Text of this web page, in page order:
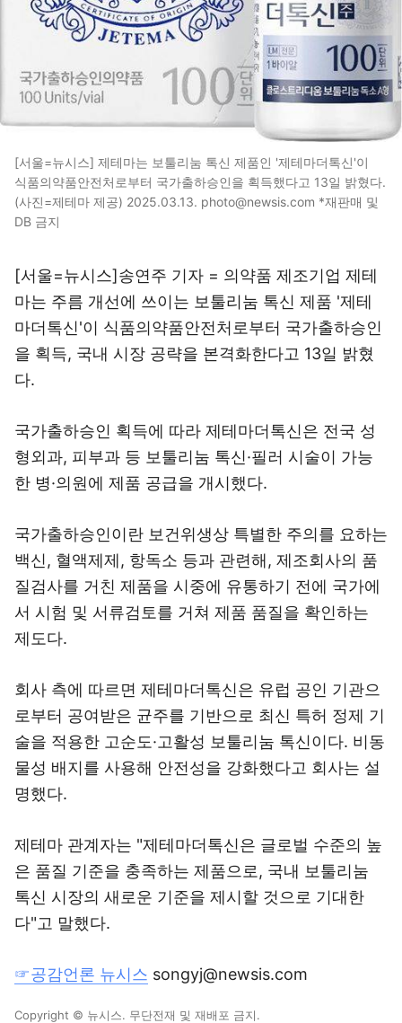
[서울=뉴시스] 제테마는 보툴리눔 톡신 제품인 '제테마더톡신'이
식품의약품안전처로부터 국가출하승인을 획득했다고 13일 밝혔다.
(사진=제테마 제공) 2025.03.13. photo@newsis.com *재판매 및
DB 금지
[서울=뉴시스]송연주 기자 = 의약품 제조기업 제테
마는 주름 개선에 쓰이는 보툴리눔 톡신 제품 '제테
마더톡신'이 식품의약품안전처로부터 국가출하승인
을 획득, 국내 시장 공략을 본격화한다고 13일 밝혔
다.
국가출하승인 획득에 따라 제테마더톡신은 전국 성
형외과, 피부과 등 보툴리눔 톡신·필러 시술이 가능
한 병·의원에 제품 공급을 개시했다.
국가출하승인이란 보건위생상 특별한 주의를 요하는
백신, 혈액제제, 항독소 등과 관련해, 제조회사의 품
질검사를 거친 제품을 시중에 유통하기 전에 국가에
서 시험 및 서류검토를 거쳐 제품 품질을 확인하는
제도다.
회사 측에 따르면 제테마더톡신은 유럽 공인 기관으
로부터 공여받은 균주를 기반으로 최신 특허 정제 기
술을 적용한 고순도·고활성 보툴리눔 톡신이다. 비동
물성 배지를 사용해 안전성을 강화했다고 회사는 설
명했다.
제테마 관계자는 "제테마더톡신은 글로벌 수준의 높
은 품질 기준을 충족하는 제품으로, 국내 보툴리눔
톡신 시장의 새로운 기준을 제시할 것으로 기대한
다"고 말했다.
☞공감언론 뉴시스 songyj@newsis.com
Copyright © 뉴시스. 무단전재 및 재배포 금지.